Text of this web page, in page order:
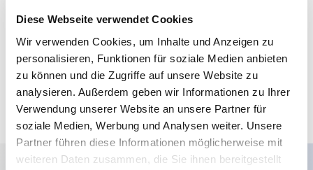
Diese Webseite verwendet Cookies
Wir verwenden Cookies, um Inhalte und Anzeigen zu
personalisieren, Funktionen für soziale Medien anbieten
zu können und die Zugriffe auf unsere Website zu
analysieren. Außerdem geben wir Informationen zu Ihrer
Verwendung unserer Website an unsere Partner für
soziale Medien, Werbung und Analysen weiter. Unsere
Partner führen diese Informationen möglicherweise mit
weiteren Daten zusammen, die Sie ihnen bereitgestellt
Menge auswählen
zum Zitat hinzufügen